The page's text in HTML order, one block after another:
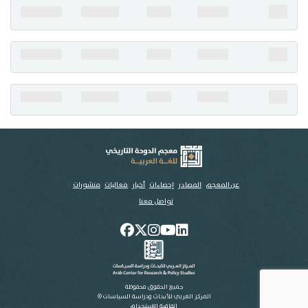
عن المعجم المصادر إحصاءات أخبار فعاليات منشورات
تواصل معنا
جميع الحقوق محفوظة
المركز العربي للأبحاث ودراسة السياسات ©